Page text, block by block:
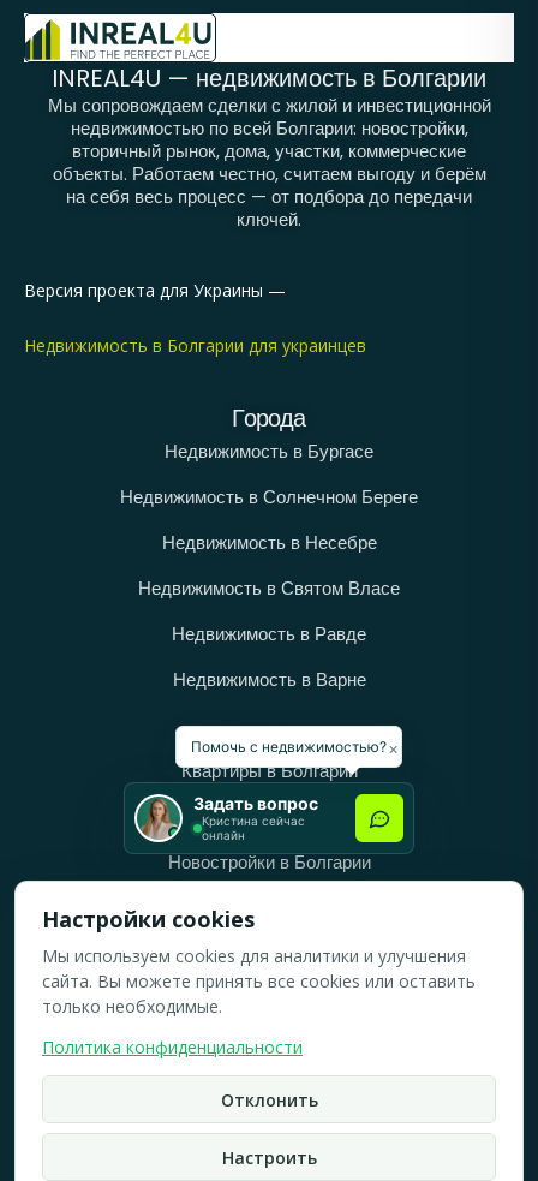
INREAL4U — недвижимость в Болгарии
Мы сопровождаем сделки с жилой и инвестиционной
недвижимостью по всей Болгарии: новостройки,
вторичный рынок, дома, участки, коммерческие
объекты. Работаем честно, считаем выгоду и берём
на себя весь процесс — от подбора до передачи
ключей.
Версия проекта для Украины —
Недвижимость в Болгарии для украинцев
Города
Недвижимость в Бургасе
Недвижимость в Солнечном Береге
Недвижимость в Несебре
Недвижимость в Святом Власе
Недвижимость в Равде
Недвижимость в Варне
Категории
Квартиры в Болгарии
Дома в Болгарии
Новостройки в Болгарии
Вторичное жильё в Болгарии
Рабочее время
ПН-ПТ: 10:00 — 18:00
ВС: Выходной
2019-2026 © Все права защищены.
Политика конфидициальности
×
Помочь с недвижимостью?
Задать вопрос
Кристина сейчас
онлайн
Настройки cookies
Мы используем cookies для аналитики и улучшения
сайта. Вы можете принять все cookies или оставить
только необходимые.
Политика конфиденциальности
Отклонить
Настроить